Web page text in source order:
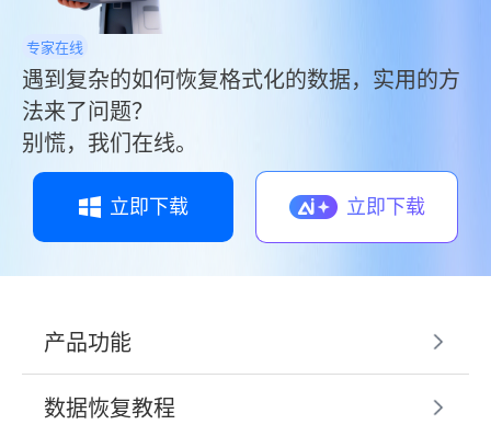
专家在线
遇到复杂的如何恢复格式化的数据，实用的方
法来了问题？
别慌，我们在线。
立即下载 立即下载
产品功能
数据恢复教程